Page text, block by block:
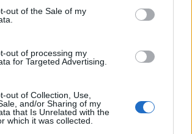
out of the Sale of my
out of processing my
for Targeted Advertising.
out of Collection, Use,
and/or Sharing of my
that Is Unrelated with the
which it was collected.
তীব্র স্বাদ যোগ করে আসছে।
রুস্টিকানা নামে পরিচিত এই
মাটির উপরে বড় সবুজ পাতা উৎপাদন
মূল্যবান মশলাদার শিকড় বিকাশ করে।
বাগানে মৌরি চাষের একটি
২০২৬ এ ১:৩৭:৫৩ PM UTC